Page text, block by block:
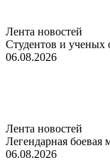
Лента новостей
Студентов и ученых
06.08.2026
Лента новостей
Легендарная боевая
06.08.2026